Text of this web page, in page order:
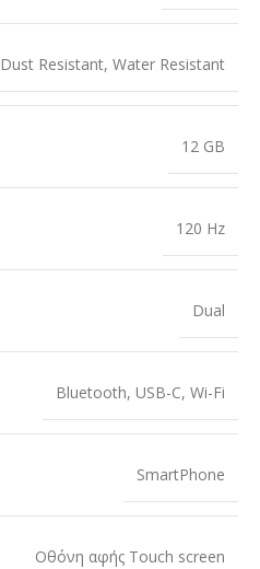
Dust Resistant, Water Resistant
12 GB
120 Hz
Dual
Bluetooth, USB-C, Wi-Fi
SmartPhone
Οθόνη αφής Touch screen